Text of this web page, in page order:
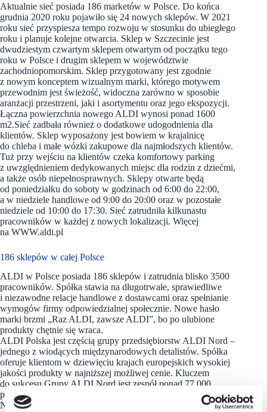
Aktualnie sieć posiada 186 marketów w Polsce. Do końca
grudnia 2020 roku pojawiło się 24 nowych sklepów. W 2021
roku sieć przyspiesza tempo rozwoju w stosunku do ubiegłego
roku i planuje kolejne otwarcia. Sklep w Szczecinie jest
dwudziestym czwartym sklepem otwartym od początku tego
roku w Polsce i drugim sklepem w województwie
zachodniopomorskim. Sklep przygotowany jest zgodnie
z nowym konceptem wizualnym marki, którego motywem
przewodnim jest świeżość, widoczna zarówno w sposobie
aranżacji przestrzeni, jaki i asortymentu oraz jego ekspozycji.
Łączna powierzchnia nowego ALDI wynosi ponad 1600
m2.Sieć zadbała również o dodatkowe udogodnienia dla
klientów. Sklep wyposażony jest bowiem w krajalnicę
do chleba i małe wózki zakupowe dla najmłodszych klientów.
Tuż przy wejściu na klientów czeka komfortowy parking
z uwzględnieniem dedykowanych miejsc dla rodzin z dziećmi,
a także osób niepełnosprawnych. Sklepy otwarte będą
od poniedziałku do soboty w godzinach od 6:00 do 22:00,
a w niedziele handlowe od 9:00 do 20:00 oraz w pozostałe
niedziele od 10:00 do 17:30. Sieć zatrudniła kilkunastu
pracowników w każdej z nowych lokalizacji. Więcej
na WWW.aldi.pl
186 sklepów w całej Polsce
ALDI w Polsce posiada 186 sklepów i zatrudnia blisko 3500
pracowników. Spółka stawia na długotrwałe, sprawiedliwe
i niezawodne relacje handlowe z dostawcami oraz spełnianie
wymogów firmy odpowiedzialnej społecznie. Nowe hasło
marki brzmi „Raz ALDI, zawsze ALDI”, bo po ulubione
produkty chętnie się wraca.
ALDI Polska jest częścią grupy przedsiębiorstw ALDI Nord –
jednego z wiodących międzynarodowych detalistów. Spółka
oferuje klientom w dziewięciu krajach europejskich wysokiej
jakości produkty w najniższej możliwej cenie. Kluczem
do sukcesu Grupy ALDI Nord jest zespół ponad 77 000
pracowników zatrudnionych w Belgii, Danii, Francji,
Niemczech, Luksemburgu, Niderlandach, Polsce, Portugalii